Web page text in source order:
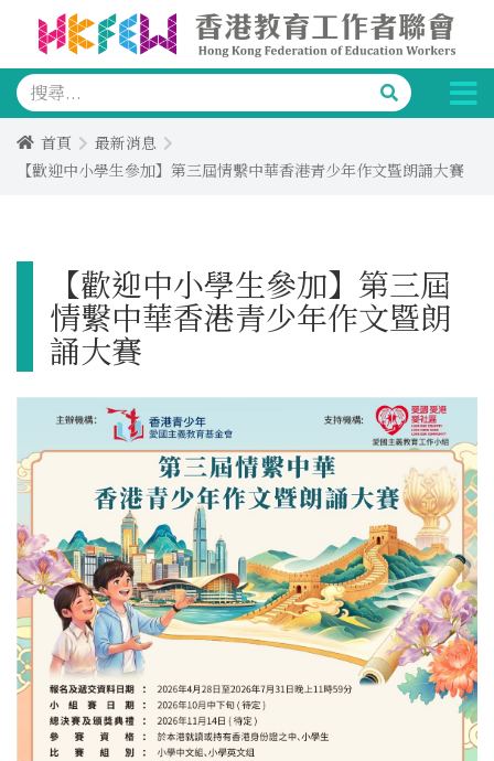
首頁
最新消息
【歡迎中小學生參加】第三屆情繫中華香港青少年作文暨朗誦大賽
【歡迎中小學生參加】第三屆
情繫中華香港青少年作文暨朗
誦大賽